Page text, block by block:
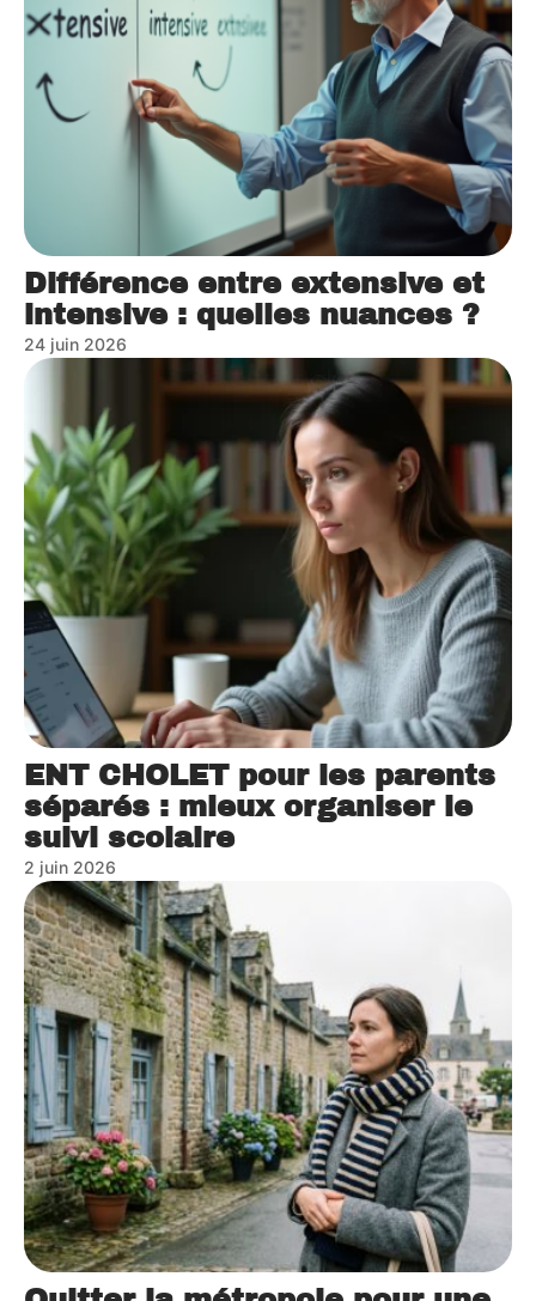
Différence entre extensive et
intensive : quelles nuances ?
24 juin 2026
ENT CHOLET pour les parents
séparés : mieux organiser le
suivi scolaire
2 juin 2026